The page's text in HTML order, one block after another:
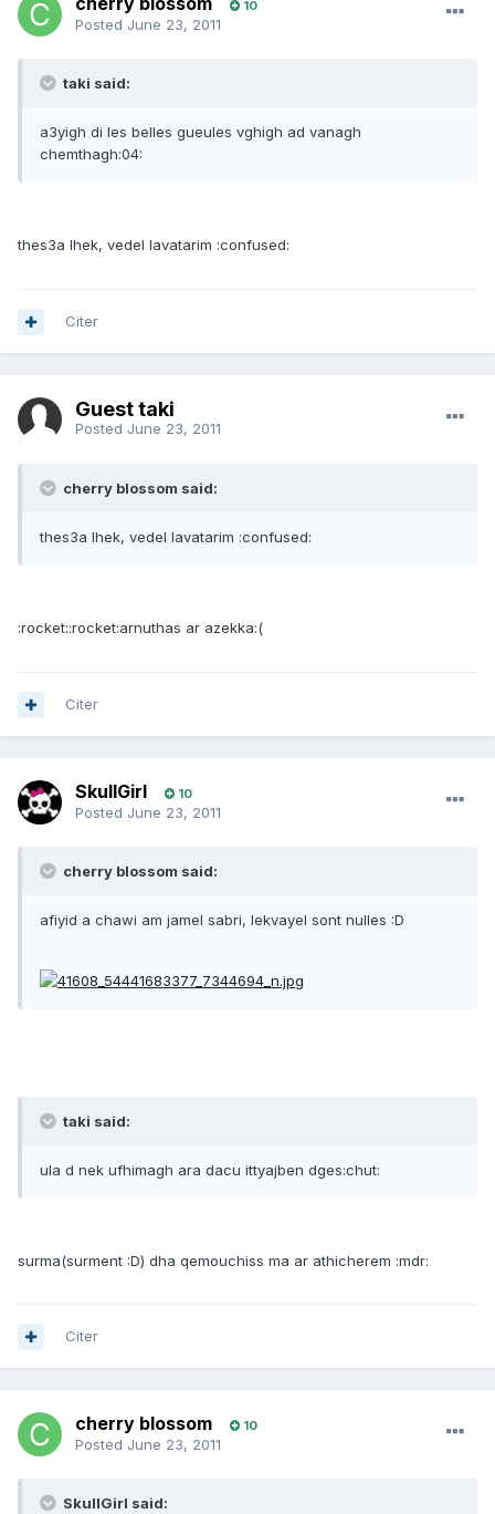
10
Posted June 23, 2011
taki said:
a3yigh di les belles gueules vghigh ad vanagh
chemthagh:04:
thes3a lhek, vedel lavatarim :confused:
Citer
Guest taki
Posted June 23, 2011
cherry blossom said:
thes3a lhek, vedel lavatarim :confused:
:rocket::rocket:arnuthas ar azekka:(
Citer
SkullGirl 10
Posted June 23, 2011
cherry blossom said:
afiyid a chawi am jamel sabri, lekvayel sont nulles :D
taki said:
ula d nek ufhimagh ara dacu ittyajben dges:chut:
surma(surment :D) dha qemouchiss ma ar athicherem :mdr:
Citer
cherry blossom 10
Posted June 23, 2011
SkullGirl said: